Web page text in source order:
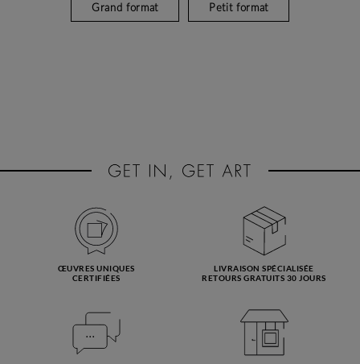
Grand format Petit format
ŒUVRES UNIQUES
CERTIFIÉES
LIVRAISON SPÉCIALISÉE
RETOURS GRATUITS 30 JOURS